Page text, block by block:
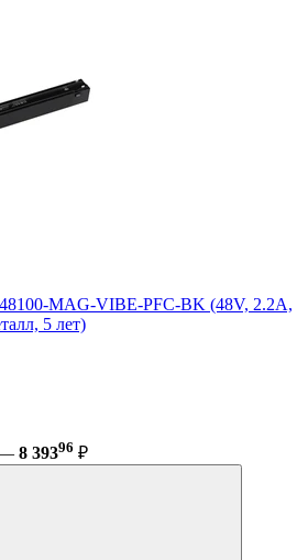
MAG-VIBE-PFC-BK (48V, 2.2A,
5 лет)
— 8 39396 ₽